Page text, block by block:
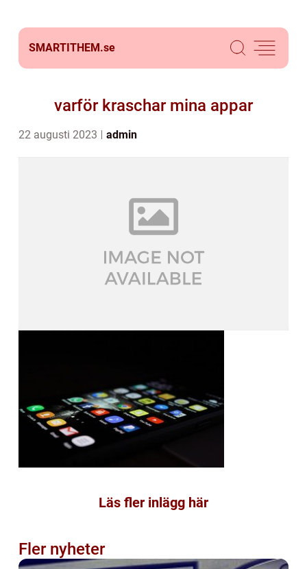
SMARTITHEM.se
varför kraschar mina appar
22 augusti 2023 admin
Läs fler inlägg här
Fler nyheter